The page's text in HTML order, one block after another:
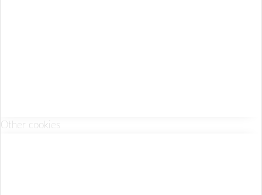
Other cookies